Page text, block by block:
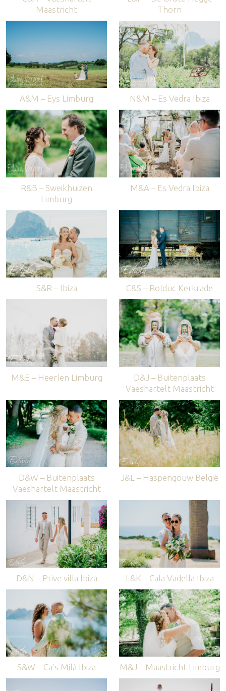
Maastricht
Thorn
A&M – Eys Limburg N&M – Es Vedra Ibiza
R&B – Sweikhuizen
Limburg
M&A – Es Vedra Ibiza
S&R – Ibiza C&S – Rolduc Kerkrade
M&E – Heerlen Limburg
D&J – Buitenplaats
Vaeshartelt Maastricht
D&W – Buitenplaats
Vaeshartelt Maastricht
J&L – Haspengouw België
D&N – Prive villa Ibiza L&K – Cala Vadella Ibiza
S&W – Ca’s Milà Ibiza M&J – Maastricht Limburg